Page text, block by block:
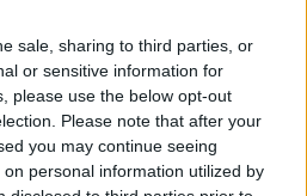
sale, sharing to third parties, or
or sensitive information for
please use the below opt-out
Please note that after your
you may continue seeing
personal information utilized by
művészek